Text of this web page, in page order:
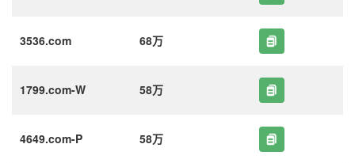
3536.com 68万
1799.com-W 58万
4649.com-P 58万